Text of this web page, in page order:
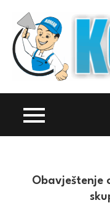
content
Obavještenje